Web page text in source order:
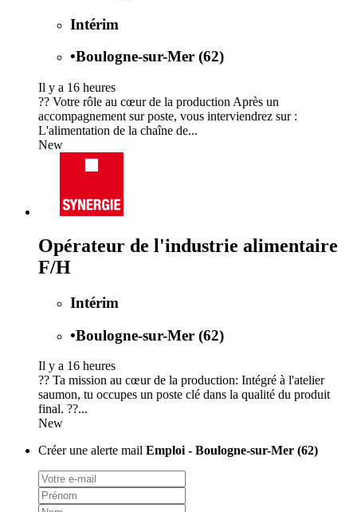
Intérim
•Boulogne-sur-Mer (62)
Il y a 16 heures
?? Votre rôle au cœur de la production Après un
accompagnement sur poste, vous interviendrez sur :
L'alimentation de la chaîne de...
New
Opérateur de l'industrie alimentaire
F/H
Intérim
•Boulogne-sur-Mer (62)
Il y a 16 heures
?? Ta mission au cœur de la production: Intégré à l'atelier
saumon, tu occupes un poste clé dans la qualité du produit
final. ??...
New
Créer une alerte mail Emploi - Boulogne-sur-Mer (62)